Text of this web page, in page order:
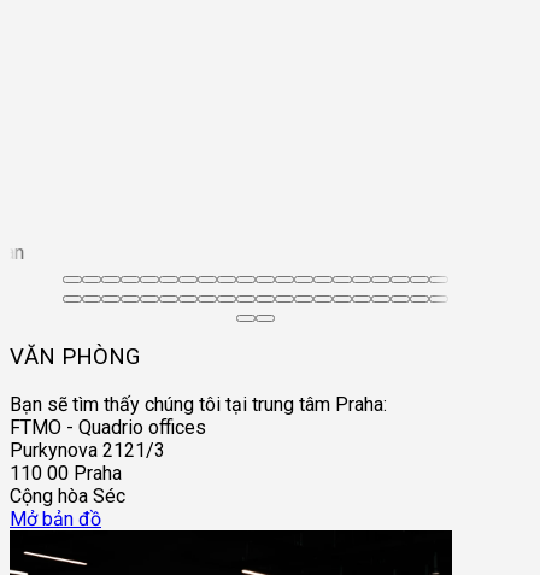
VĂN PHÒNG
Bạn sẽ tìm thấy chúng tôi tại trung tâm Praha:
FTMO - Quadrio offices
Purkynova 2121/3
110 00 Praha
Cộng hòa Séc
Mở bản đồ